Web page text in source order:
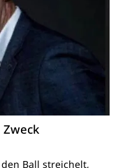
Ball streichelt,